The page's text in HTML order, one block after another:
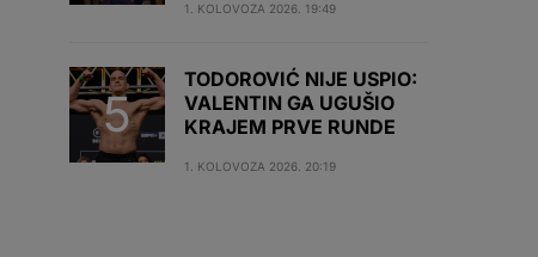
1. KOLOVOZA 2026. 19:49
TODOROVIĆ NIJE USPIO:
VALENTIN GA UGUŠIO
KRAJEM PRVE RUNDE
1. KOLOVOZA 2026. 20:19